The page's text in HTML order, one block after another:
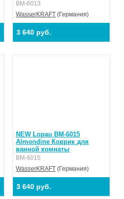
BM-6013
WasserKRAFT (Германия)
3 640 руб.
NEW Lopau BM-6015
Almondine Коврик для
ванной комнаты
BM-6015
WasserKRAFT (Германия)
3 640 руб.